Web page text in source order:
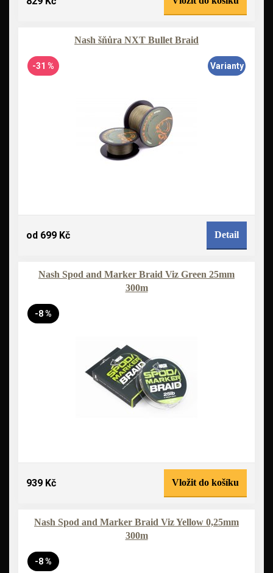
Nash šňůra NXT Bullet Braid
-31 % Varianty
od 699 Kč Detail
Nash Spod and Marker Braid Viz Green 25mm
300m
-8 %
939 Kč Vložit do košíku
Nash Spod and Marker Braid Viz Yellow 0,25mm
300m
-8 %